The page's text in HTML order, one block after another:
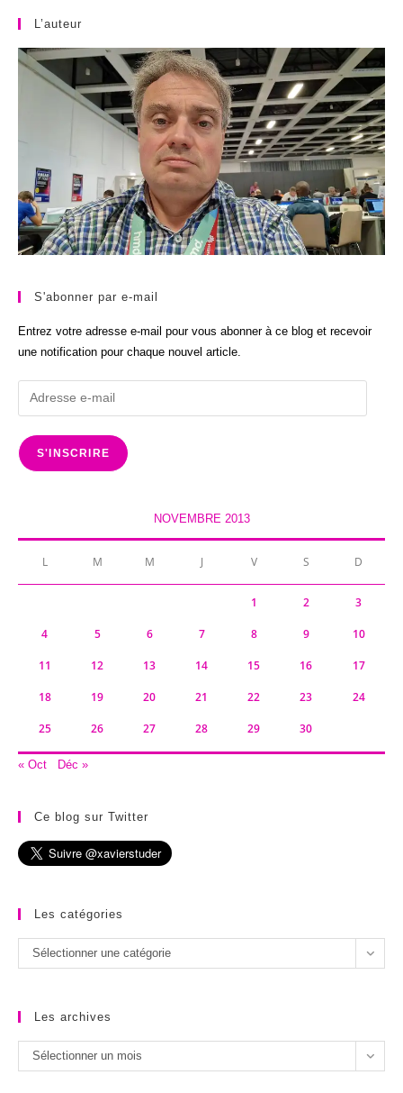
L’auteur
S'abonner par e-mail
Entrez votre adresse e-mail pour vous abonner à ce blog et recevoir
une notification pour chaque nouvel article.
Adresse
e-
mail
S'INSCRIRE
NOVEMBRE 2013
L M M J V S D
1 2 3
4 5 6 7 8 9 10
11 12 13 14 15 16 17
18 19 20 21 22 23 24
25 26 27 28 29 30
« Oct Déc »
Ce blog sur Twitter
Les catégories
Les
catégories
Sélectionner une catégorie
Les archives
Les
archives
Sélectionner un mois